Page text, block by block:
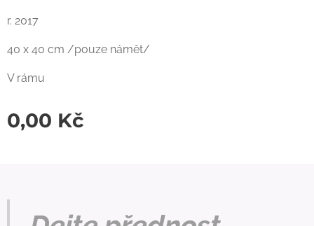
r. 2017
40 x 40 cm /pouze námět/
V rámu
0,00 Kč